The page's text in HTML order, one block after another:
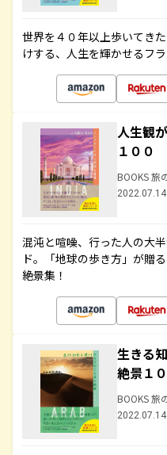
世界を４０年以上歩いてき
けする、人生を輝かせるフ
人生観
１００
BOOKS 旅
混沌と喧噪、行った人の大
ド。「地球の歩き方」が贈
絶景集！
生きる
絶景１
BOOKS 旅